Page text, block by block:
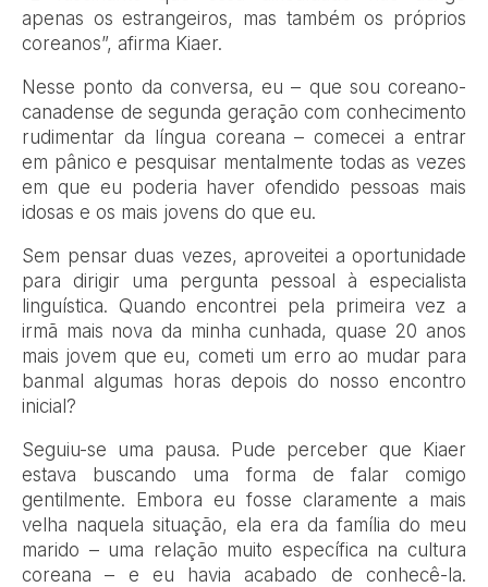
apenas os estrangeiros, mas também os próprios
coreanos”, afirma Kiaer.
Nesse ponto da conversa, eu – que sou coreano-
canadense de segunda geração com conhecimento
rudimentar da língua coreana – comecei a entrar
em pânico e pesquisar mentalmente todas as vezes
em que eu poderia haver ofendido pessoas mais
idosas e os mais jovens do que eu.
Sem pensar duas vezes, aproveitei a oportunidade
para dirigir uma pergunta pessoal à especialista
linguística. Quando encontrei pela primeira vez a
irmã mais nova da minha cunhada, quase 20 anos
mais jovem que eu, cometi um erro ao mudar para
banmal algumas horas depois do nosso encontro
inicial?
Seguiu-se uma pausa. Pude perceber que Kiaer
estava buscando uma forma de falar comigo
gentilmente. Embora eu fosse claramente a mais
velha naquela situação, ela era da família do meu
marido – uma relação muito específica na cultura
coreana – e eu havia acabado de conhecê-la.